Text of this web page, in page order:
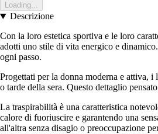
Loading...
Descrizione
Con la loro estetica sportiva e le loro
adotti uno stile di vita energico e
ogni passo.
Progettati per la donna moderna e
o tarde della sera. Questo dettaglio
La traspirabilità è una caratteristica
calore di fuoriuscire e garantendo una
all'altra senza disagio o preoccupazione